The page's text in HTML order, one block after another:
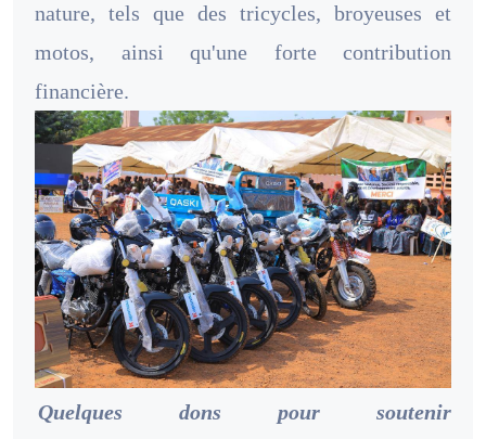
nature, tels que des tricycles, broyeuses et
motos, ainsi qu'une forte contribution
financière.
Quelques dons pour soutenir